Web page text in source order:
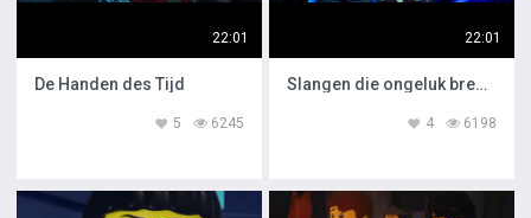
22:01
De Handen des Tijd
6245
5
22:01
Slangen die ongeluk brengen
6198
4